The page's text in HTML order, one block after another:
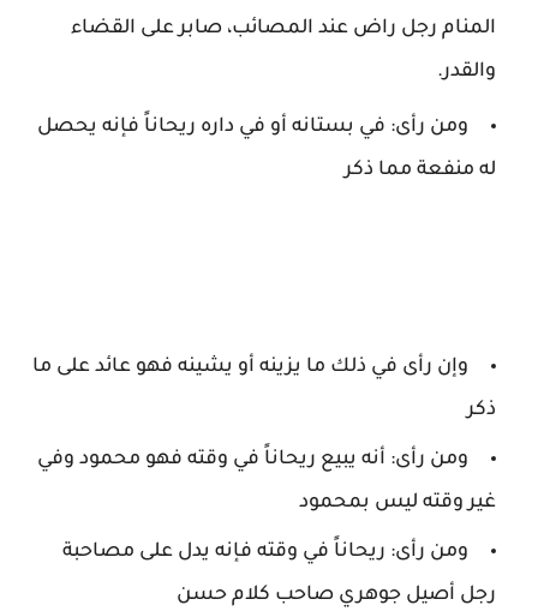
المنام رجل راض عند المصائب، صابر على القضاء
والقدر.
ومن رأى: في بستانه أو في داره ريحاناً فإنه يحصل
له منفعة مما ذكر
وإن رأى في ذلك ما يزينه أو يشينه فهو عائد على ما
ذكر
ومن رأى: أنه يبيع ريحاناً في وقته فهو محمود وفي
غير وقته ليس بمحمود
ومن رأى: ريحاناً في وقته فإنه يدل على مصاحبة
رجل أصيل جوهري صاحب كلام حسن